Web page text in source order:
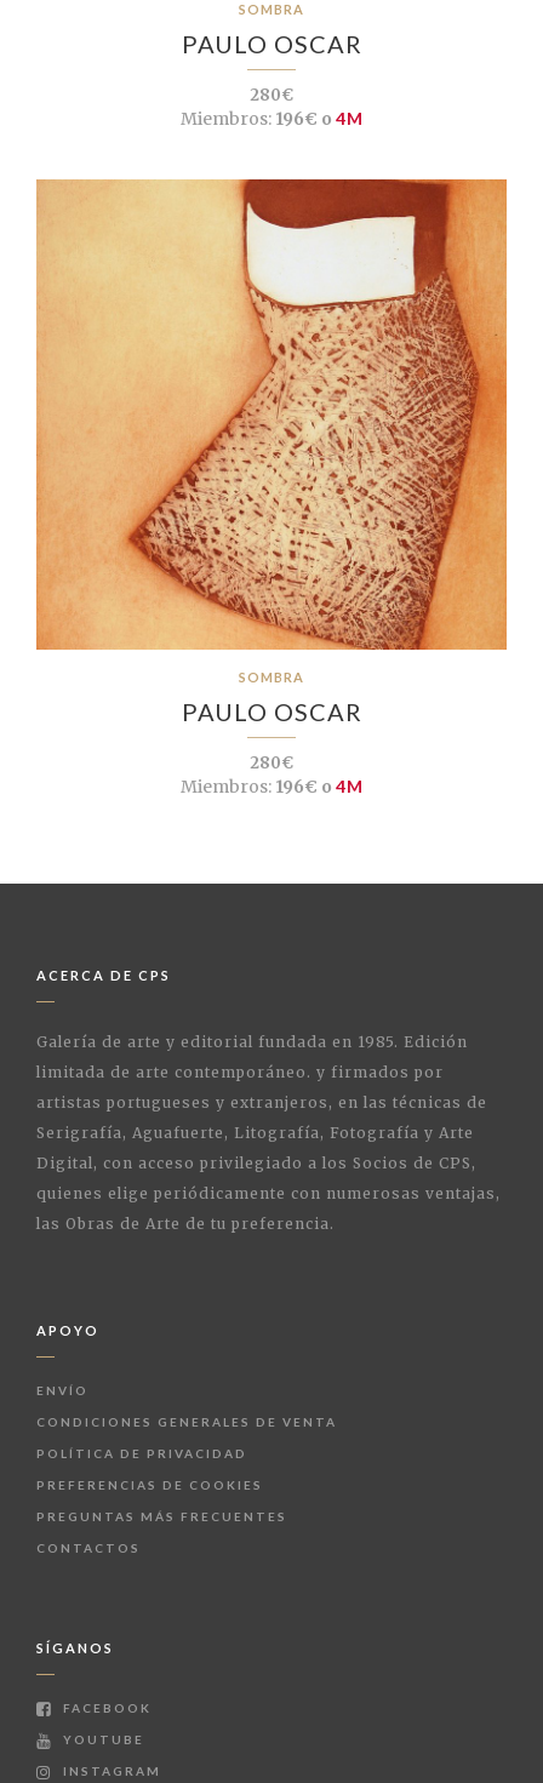
SOMBRA
PAULO OSCAR
280€
Miembros:196€ o 4M
SOMBRA
PAULO OSCAR
280€
Miembros:196€ o 4M
ACERCA DE CPS
Galería de arte y editorial fundada en 1985. Edición
limitada de arte contemporáneo. y firmados por
artistas portugueses y extranjeros, en las técnicas de
Serigrafía, Aguafuerte, Litografía, Fotografía y Arte
Digital, con acceso privilegiado a los Socios de CPS,
quienes elige periódicamente con numerosas ventajas,
las Obras de Arte de tu preferencia.
APOYO
ENVÍO
CONDICIONES GENERALES DE VENTA
POLÍTICA DE PRIVACIDAD
PREFERENCIAS DE COOKIES
PREGUNTAS MÁS FRECUENTES
CONTACTOS
SÍGANOS
FACEBOOK
YOUTUBE
INSTAGRAM